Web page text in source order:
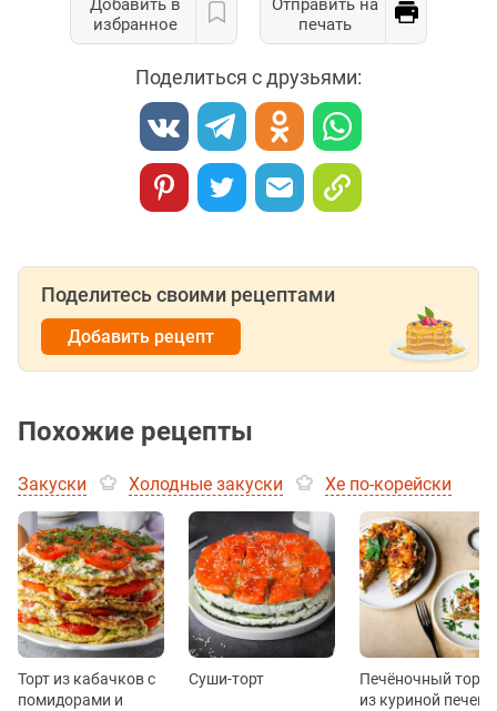
Добавить в
избранное
Отправить на
печать
Поделиться с друзьями:
Поделитесь своими рецептами
Добавить рецепт
Похожие рецепты
Закуски Холодные закуски Хе по-корейски
Торт из кабачков с
помидорами и
Суши-торт
Печёночный торт
из куриной печени